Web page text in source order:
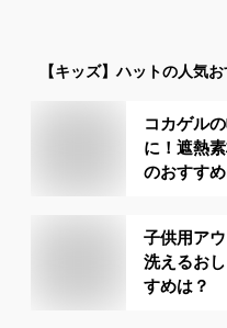
【キッズ】ハットの人気
コカゲル
に！遮熱
のおすすめ
子供用ア
洗えるお
すめは？